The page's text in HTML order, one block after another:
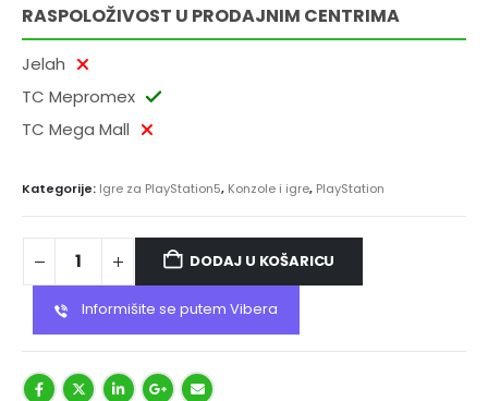
RASPOLOŽIVOST U PRODAJNIM CENTRIMA
Jelah
TC Mepromex
TC Mega Mall
Kategorije: Igre za PlayStation5, Konzole i igre, PlayStation
DODAJ U KOŠARICU
Informišite se putem Vibera